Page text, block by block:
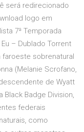
será redirecionado
logo em
7ª Temporada
– Dublado Torrent
faroeste sobrenatural
(Melanie Scrofano,
de Wyatt
Black Badge Division,
federais
como